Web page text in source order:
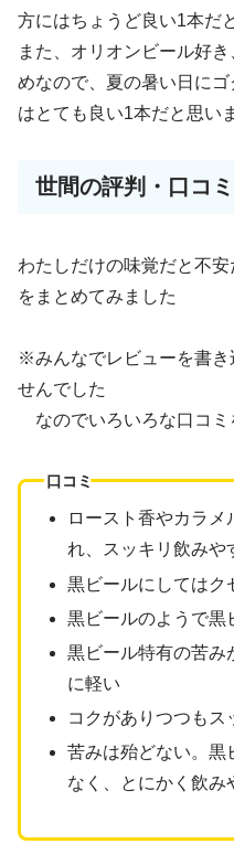
方にはちょうど良い1本だ
また、オリオンビール好
めなので、夏の暑い日に
はとても良い1本だと思い
世間の評判・口コミ
わたしだけの味覚だと不
をまとめてみました
※みんなでレビューを書き
せんでした
なのでいろいろな口コミ
口コミ
ロースト香やカラメ
れ、スッキリ飲みや
黒ビールにしてはク
黒ビールのようで黒
黒ビール特有の苦み
に軽い
コクがありつつもス
苦みは殆どない。黒
なく、とにかく飲み